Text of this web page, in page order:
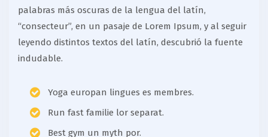
palabras más oscuras de la lengua del latín,
“consecteur”, en un pasaje de Lorem Ipsum, y al seguir
leyendo distintos textos del latín, descubrió la fuente
indudable.
Yoga europan lingues es membres.
Run fast familie lor separat.
Best gym un myth por.